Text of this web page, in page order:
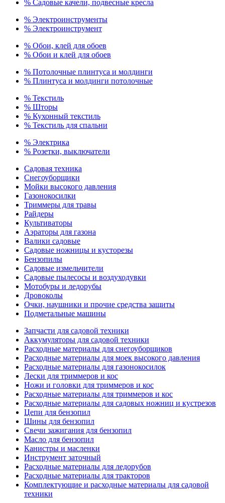
% Садовые качели, подвесные кресла
% Электроинструменты
% Электроинструмент
% Обои, клей для обоев
% Обои и клей для обоев
% Потолочные плинтуса и молдинги
% Плинтуса и молдинги потолочные
% Текстиль
% Шторы
% Кухонный текстиль
% Текстиль для спальни
% Электрика
% Розетки, выключатели
Садовая техника
Снегоуборщики
Мойки высокого давления
Газонокосилки
Триммеры для травы
Райдеры
Культиваторы
Аэраторы для газона
Валики садовые
Садовые ножницы и кусторезы
Бензопилы
Садовые измельчители
Садовые пылесосы и воздуходувки
Мотобуры и ледорубы
Дровоколы
Очки, наушники и прочие средства защиты
Подметальные машины
Запчасти для садовой техники
Аккумуляторы для садовой техники
Расходные материалы для снегоуборщиков
Расходные материалы для моек высокого давления
Расходные материалы для газонокосилок
Лески для триммеров и кос
Ножи и головки для триммеров и кос
Расходные материалы для триммеров и кос
Расходные материалы для садовых ножниц и кустрезов
Цепи для бензопил
Шины для бензопил
Свечи зажигания для бензопил
Масло для бензопил
Канистры и масленки
Инструмент заточный
Расходные материалы для ледорубов
Расходные материалы для тракторов
Комплектующие и расходные материалы для садовой
техники